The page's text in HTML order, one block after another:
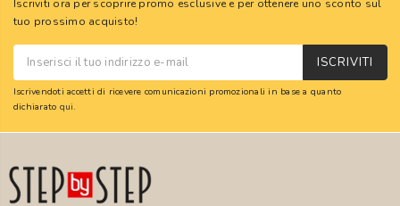
Iscriviti ora per scoprire promo esclusive e per ottenere uno sconto sul
tuo prossimo acquisto!
ISCRIVITI
Iscrivendoti accetti di ricevere comunicazioni promozionali in base a quanto
dichiarato qui.